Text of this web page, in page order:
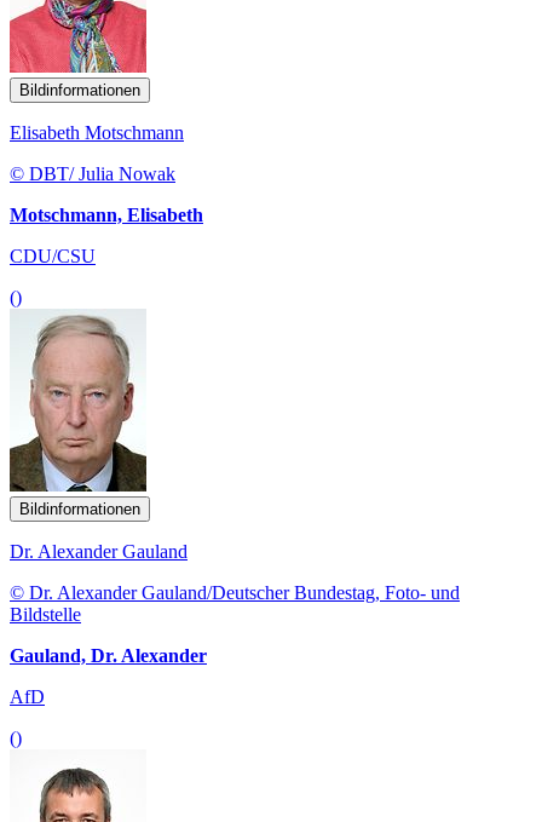
Bildinformationen
Elisabeth Motschmann
© DBT/ Julia Nowak
Motschmann, Elisabeth
CDU/CSU
()
Bildinformationen
Dr. Alexander Gauland
© Dr. Alexander Gauland/Deutscher Bundestag, Foto- und
Bildstelle
Gauland, Dr. Alexander
AfD
()